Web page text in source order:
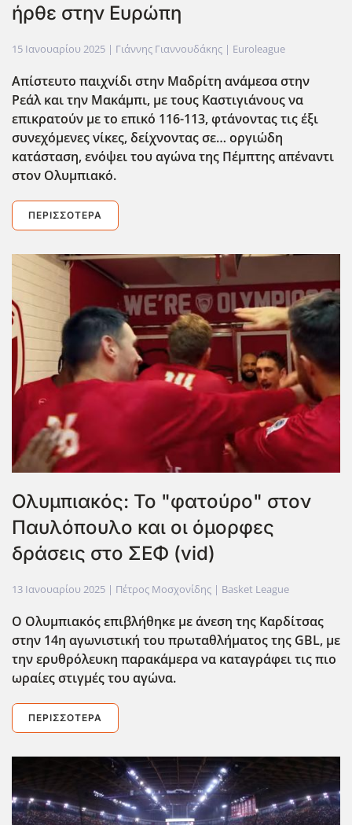
ήρθε στην Ευρώπη
15 Ιανουαρίου 2025 | Γιάννης Γιαννουδάκης | Euroleague
Απίστευτο παιχνίδι στην Μαδρίτη ανάμεσα στην
Ρεάλ και την Μακάμπι, με τους Καστιγιάνους να
επικρατούν με το επικό 116-113, φτάνοντας τις έξι
συνεχόμενες νίκες, δείχνοντας σε… οργιώδη
κατάσταση, ενόψει του αγώνα της Πέμπτης απέναντι
στον Ολυμπιακό.
ΠΕΡΙΣΣΌΤΕΡΑ
Ολυμπιακός: Το "φατούρο" στον
Παυλόπουλο και οι όμορφες
δράσεις στο ΣΕΦ (vid)
13 Ιανουαρίου 2025 | Πέτρος Μοσχονίδης | Basket League
Ο Ολυμπιακός επιβλήθηκε με άνεση της Καρδίτσας
στην 14η αγωνιστική του πρωταθλήματος της GBL, με
την ερυθρόλευκη παρακάμερα να καταγράφει τις πιο
ωραίες στιγμές του αγώνα.
ΠΕΡΙΣΣΌΤΕΡΑ